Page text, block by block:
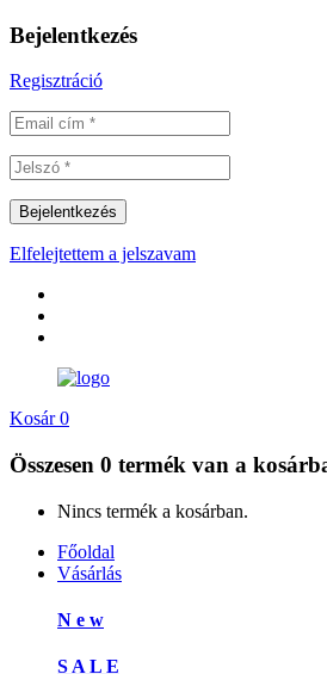
Bejelentkezés
Regisztráció
Elfelejtettem a jelszavam
Kosár 0
Összesen 0 termék van a
Nincs termék a kosárban.
Főoldal
Vásárlás
N e w
S A L E